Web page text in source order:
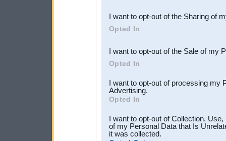
Downstream Participants
third parties.
I want to opt-out of the Sharing of
Opted In
I want to opt-out of the Sale of my
Opted In
I want to opt-out of processing my
Advertising.
Opted In
I want to opt-out of Collection,
of my Personal Data that Is
it was collected.